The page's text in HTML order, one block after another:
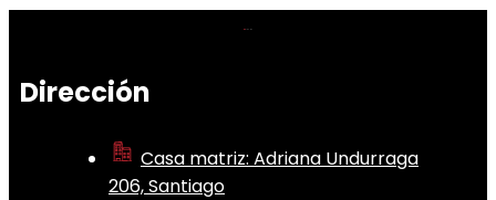
Dirección
Casa matriz: Adriana Undurraga
206, Santiago